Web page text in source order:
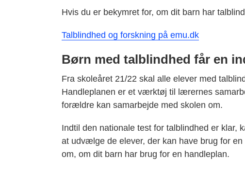
Hvis du er bekymret for, om dit barn har
Talblindhed og forskning på emu.dk
Børn med talblindhed får en
Fra skoleåret 21/22 skal alle elever med
Handleplanen er et værktøj til lærernes
forældre kan samarbejde med skolen om.
Indtil den nationale test for talblindhed er klar,
at udvælge de elever, der kan have brug for
om, om dit barn har brug for en handleplan.